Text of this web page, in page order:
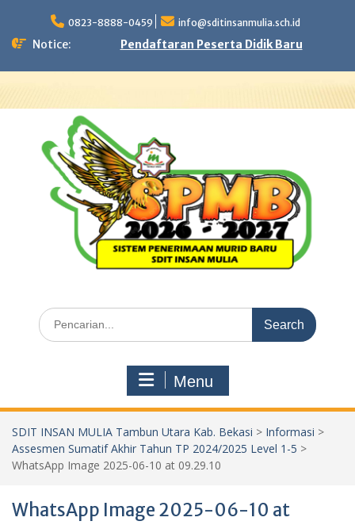
content
0823-8888-0459 info@sditinsanmulia.sch.id
Notice: Pendaftaran Peserta Didik Baru
Search
for:
Menu
SDIT INSAN MULIA Tambun Utara Kab. Bekasi > Informasi >
Assesmen Sumatif Akhir Tahun TP 2024/2025 Level 1-5 >
WhatsApp Image 2025-06-10 at 09.29.10
WhatsApp Image 2025-06-10 at